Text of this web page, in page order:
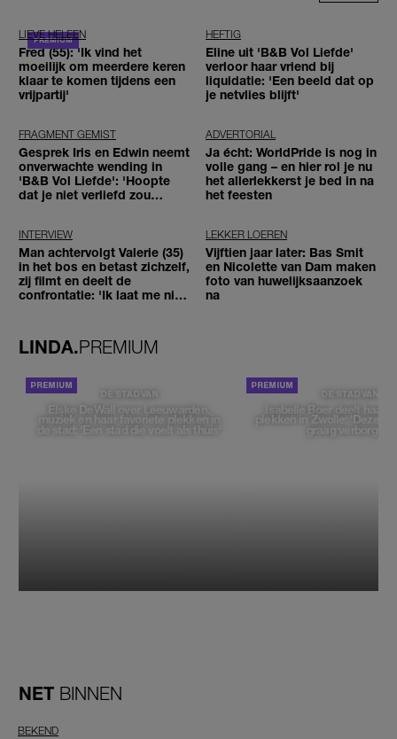
LIEVE HELEEN
Fred (55): 'Ik vind het
moeilijk om meerdere keren
klaar te komen tijdens een
vrijpartij'
HEFTIG
Eline uit 'B&B Vol Liefde'
verloor haar vriend bij
liquidatie: 'Een beeld dat op
je netvlies blijft'
FRAGMENT GEMIST
Gesprek Iris en Edwin neemt
onverwachte wending in
'B&B Vol Liefde': 'Hoopte
dat je niet verliefd zou
ADVERTORIAL
Ja écht: WorldPride is nog in
volle gang – en hier rol je nu
het allerlekkerst je bed in na
het feesten
INTERVIEW
Man achtervolgt Valerie (35)
in het bos en betast zichzelf,
zij filmt en deelt de
confrontatie: 'Ik laat me niet
LEKKER LOEREN
Vijftien jaar later: Bas Smit
en Nicolette van Dam maken
foto van huwelijksaanzoek
na
LINDA.PREMIUM
DE STAD VAN
Elske DeWall over Leeuwarden,
muziek en haar favoriete plekken in
de stad: 'Een stad die voelt als thuis'
DE STAD VAN
Isabelle Boer deelt haar
plekken in Zwolle: 'Deze
graag verborgen'
NET BINNEN
BEKEND